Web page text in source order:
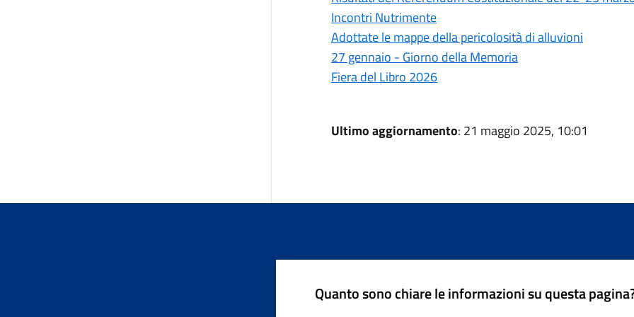
Incontri Nutrimente
Adottate le mappe della pericolosità di alluvioni
27 gennaio - Giorno della Memoria
Fiera del Libro 2026
Ultimo aggiornamento: 21 maggio 2025, 10:01
Quanto sono chiare le informazioni su questa